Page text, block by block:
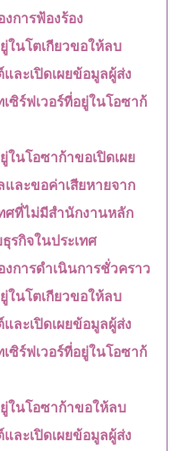
การฟ้องร้อง
นโตเกียวขอให้ลบ
ละเปิดเผยข้อมูลผู้ส่ง
ซิร์ฟเวอร์ที่อยู่ในโอซาก้
นโอซาก้าขอเปิดเผย
ละขอค่าเสียหายจาก
ศที่ไม่มีสำนักงานหลัก
รกิจในประเทศ
การดำเนินการชั่วคราว
นโตเกียวขอให้ลบ
ละเปิดเผยข้อมูลผู้ส่ง
ซิร์ฟเวอร์ที่อยู่ในโอซาก้
ในโอซาก้าขอให้ลบ
ละเปิดเผยข้อมูลผู้ส่ง